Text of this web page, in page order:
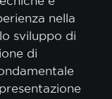
nella
sviluppo di
di